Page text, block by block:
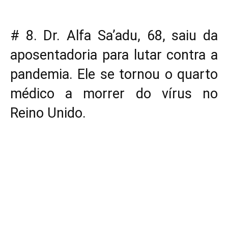
# 8. Dr. Alfa Sa’adu, 68, saiu da
aposentadoria para lutar contra a
pandemia. Ele se tornou o quarto
médico a morrer do vírus no
Reino Unido.